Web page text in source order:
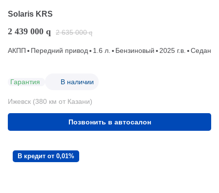
Solaris KRS
2 439 000 q 2 635 000 q
АКПП Передний привод 1.6 л. Бензиновый 2025 г.в. Седан
Гарантия В наличии
Ижевск (380 км от Казани)
Позвонить в автосалон
В кредит от 0,01%